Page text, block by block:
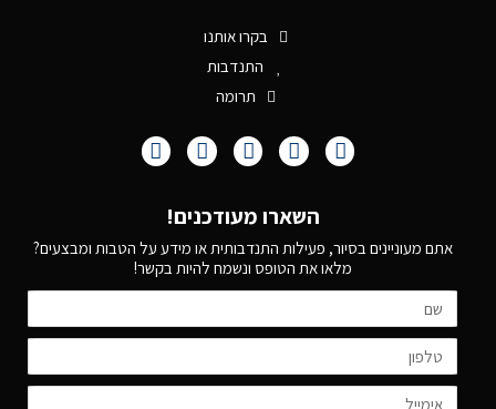
בקרו אותנו
התנדבות
תרומה
השארו מעודכנים!
אתם מעוניינים בסיור, פעילות התנדבותית או מידע על הטבות ומבצעים?
מלאו את הטופס ונשמח להיות בקשר!